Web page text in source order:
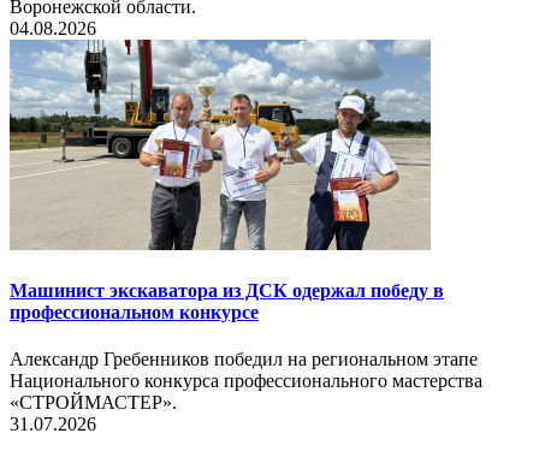
Воронежской области.
04.08.2026
Машинист экскаватора из ДСК одержал победу в
профессиональном конкурсе
Александр Гребенников победил на региональном этапе
Национального конкурса профессионального мастерства
«СТРОЙМАСТЕР».
31.07.2026